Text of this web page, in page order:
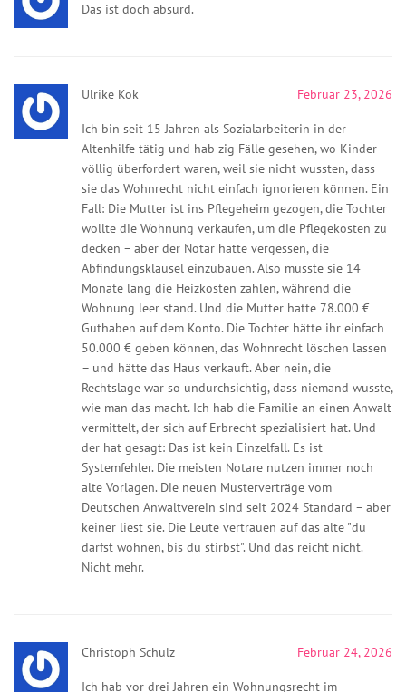
Das ist doch absurd.
Ulrike Kok Februar 23, 2026
Ich bin seit 15 Jahren als Sozialarbeiterin in der
Altenhilfe tätig und hab zig Fälle gesehen, wo Kinder
völlig überfordert waren, weil sie nicht wussten, dass
sie das Wohnrecht nicht einfach ignorieren können. Ein
Fall: Die Mutter ist ins Pflegeheim gezogen, die Tochter
wollte die Wohnung verkaufen, um die Pflegekosten zu
decken – aber der Notar hatte vergessen, die
Abfindungsklausel einzubauen. Also musste sie 14
Monate lang die Heizkosten zahlen, während die
Wohnung leer stand. Und die Mutter hatte 78.000 €
Guthaben auf dem Konto. Die Tochter hätte ihr einfach
50.000 € geben können, das Wohnrecht löschen lassen
– und hätte das Haus verkauft. Aber nein, die
Rechtslage war so undurchsichtig, dass niemand wusste,
wie man das macht. Ich hab die Familie an einen Anwalt
vermittelt, der sich auf Erbrecht spezialisiert hat. Und
der hat gesagt: Das ist kein Einzelfall. Es ist
Systemfehler. Die meisten Notare nutzen immer noch
alte Vorlagen. Die neuen Musterverträge vom
Deutschen Anwaltverein sind seit 2024 Standard – aber
keiner liest sie. Die Leute vertrauen auf das alte "du
darfst wohnen, bis du stirbst". Und das reicht nicht.
Nicht mehr.
Christoph Schulz Februar 24, 2026
Ich hab vor drei Jahren ein Wohnungsrecht im